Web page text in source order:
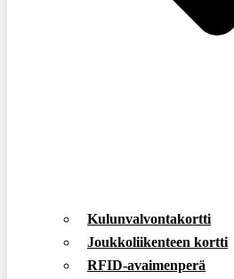
Kulunvalvontakortti
Joukkoliikenteen kortti
RFID-avaimenperä